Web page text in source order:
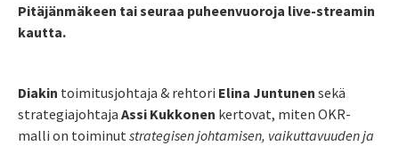
Pitäjänmäkeen tai seuraa puheenvuoroja live-streamin
kautta.
Diakin toimitusjohtaja & rehtori Elina Juntunen sekä
strategiajohtaja Assi Kukkonen kertovat, miten OKR-
malli on toiminutstrategisen johtamisen, vaikuttavuuden ja